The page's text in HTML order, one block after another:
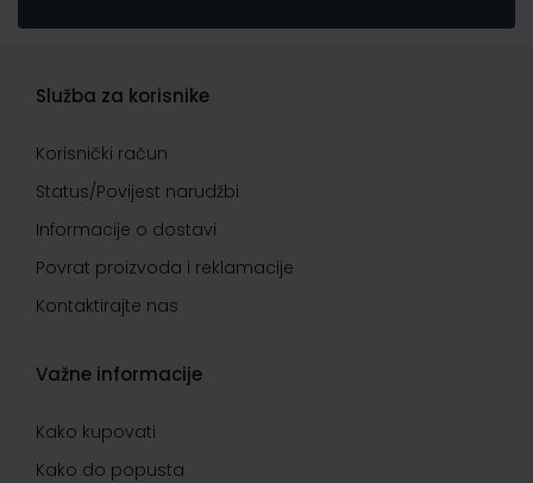
Služba za korisnike
Korisnički račun
Status/Povijest narudžbi
Informacije o dostavi
Povrat proizvoda i reklamacije
Kontaktirajte nas
Važne informacije
Kako kupovati
Kako do popusta